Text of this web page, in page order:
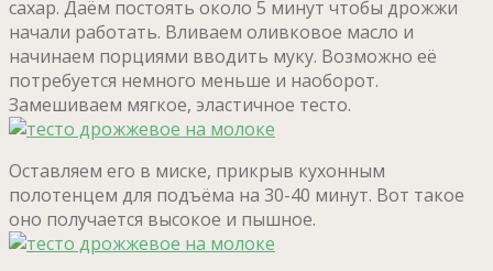
сахар. Даём постоять около 5 минут чтобы дрожжи
начали работать. Вливаем оливковое масло и
начинаем порциями вводить муку. Возможно её
потребуется немного меньше и наоборот.
Замешиваем мягкое, эластичное тесто.
Оставляем его в миске, прикрыв кухонным
полотенцем для подъёма на 30-40 минут. Вот такое
оно получается высокое и пышное.